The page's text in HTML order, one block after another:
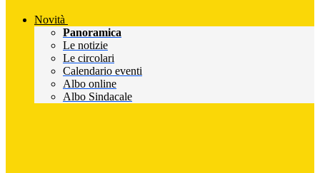
Novità
Panoramica
Le notizie
Le circolari
Calendario eventi
Albo online
Albo Sindacale